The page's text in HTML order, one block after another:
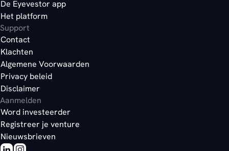
De Eyevestor app
Het platform
Support
Contact
Klachten
Algemene Voorwaarden
Privacy beleid
Disclaimer
Aanmelden
Word investeerder
Registreer je venture
Nieuwsbrieven